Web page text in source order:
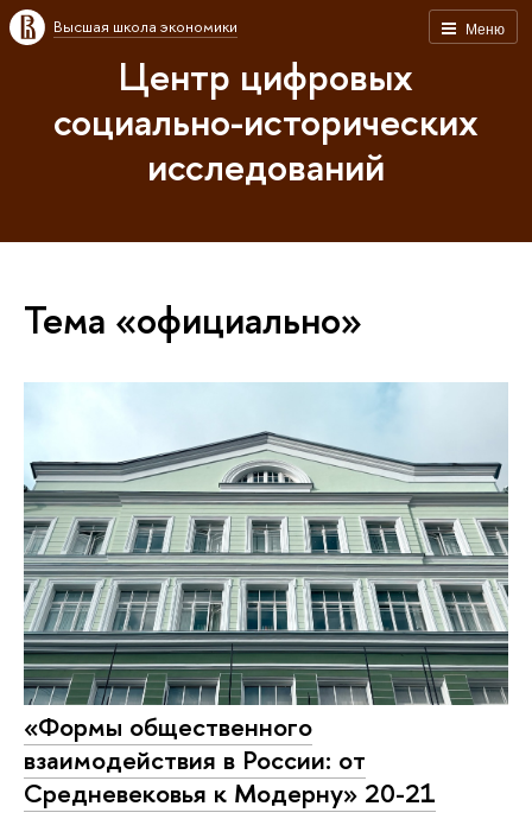
Меню
Высшая школа экономики
Центр цифровых
социально-исторических
исследований
Тема «официально»
«Формы общественного
взаимодействия в России: от
Средневековья к Модерну» 20-21